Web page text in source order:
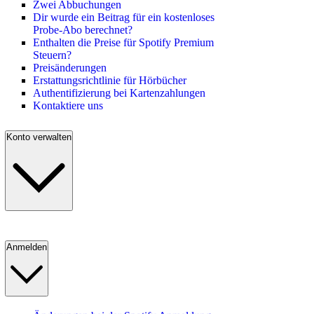
Zwei Abbuchungen
Dir wurde ein Beitrag für ein kostenloses
Probe-Abo berechnet?
Enthalten die Preise für Spotify Premium
Steuern?
Preisänderungen
Erstattungsrichtlinie für Hörbücher
Authentifizierung bei Kartenzahlungen
Kontaktiere uns
Konto verwalten
Anmelden